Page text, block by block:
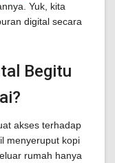
Yuk, kita
digital secara
Begitu
akses terhadap
menyeruput kopi
rumah hanya